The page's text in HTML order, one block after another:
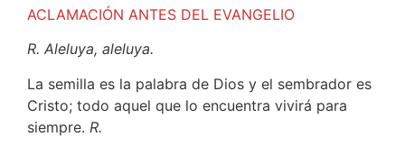
ACLAMACIÓN ANTES DEL EVANGELIO
R. Aleluya, aleluya.
La semilla es la palabra de Dios y el sembrador es
Cristo; todo aquel que lo encuentra vivirá para
siempre. R.